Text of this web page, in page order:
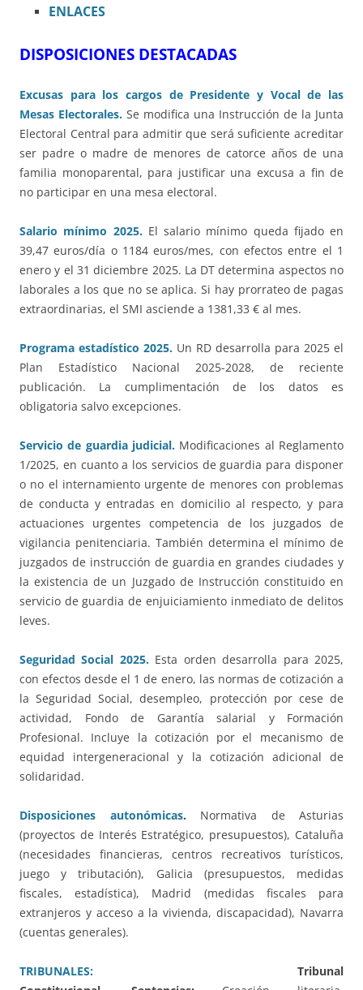
ENLACES
DISPOSICIONES DESTACADAS
Excusas para los cargos de Presidente y Vocal de las
Mesas Electorales. Se modifica una Instrucción de la Junta
Electoral Central para admitir que será suficiente acreditar
ser padre o madre de menores de catorce años de una
familia monoparental, para justificar una excusa a fin de
no participar en una mesa electoral.
Salario mínimo 2025.El salario mínimo queda fijado en
39,47 euros/día o 1184 euros/mes, con efectos entre el 1
enero y el 31 diciembre 2025. La DT determina aspectos no
laborales a los que no se aplica. Si hay prorrateo de pagas
extraordinarias, el SMI asciende a 1381,33 € al mes.
Programa estadístico 2025. Un RD desarrolla para 2025 el
Plan Estadístico Nacional 2025-2028, de reciente
publicación. La cumplimentación de los datos es
obligatoria salvo excepciones.
Servicio de guardia judicial. Modificaciones al Reglamento
1/2025, en cuanto a los servicios de guardia para disponer
o no el internamiento urgente de menores con problemas
de conducta y entradas en domicilio al respecto, y para
actuaciones urgentes competencia de los juzgados de
vigilancia penitenciaria. También determina el mínimo de
juzgados de instrucción de guardia en grandes ciudades y
la existencia de un Juzgado de Instrucción constituido en
servicio de guardia de enjuiciamiento inmediato de delitos
leves.
Seguridad Social 2025.Esta orden desarrolla para 2025,
con efectos desde el 1 de enero, las normas de cotización a
la Seguridad Social, desempleo, protección por cese de
actividad, Fondo de Garantía salarial y Formación
Profesional. Incluye la cotización por el mecanismo de
equidad intergeneracional y la cotización adicional de
solidaridad.
Disposiciones autonómicas. Normativa de Asturias
(proyectos de Interés Estratégico, presupuestos), Cataluña
(necesidades financieras, centros recreativos turísticos,
juego y tributación), Galicia (presupuestos, medidas
fiscales, estadística), Madrid (medidas fiscales para
extranjeros y acceso a la vivienda, discapacidad), Navarra
(cuentas generales).
TRIBUNALES: Tribunal